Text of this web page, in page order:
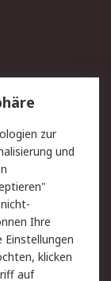
zur
und
Ihre
Einstellungen
klicken
auf